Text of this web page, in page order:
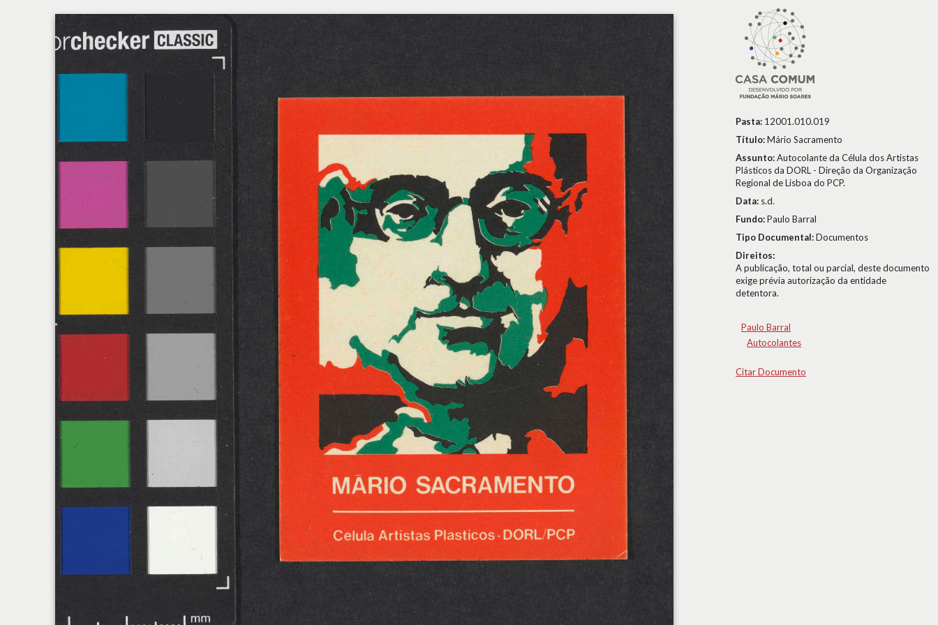
Pasta: 12001.010.019
Título:Mário Sacramento
Assunto:Autocolante da Célula dos Artistas
Plásticos da DORL - Direção da Organização
Regional de Lisboa do PCP.
Data: s.d.
Fundo:Paulo Barral
Tipo Documental:Documentos
Direitos:
A publicação, total ou parcial, deste documento
exige prévia autorização da entidade
detentora.
Paulo Barral
Autocolantes
Citar Documento